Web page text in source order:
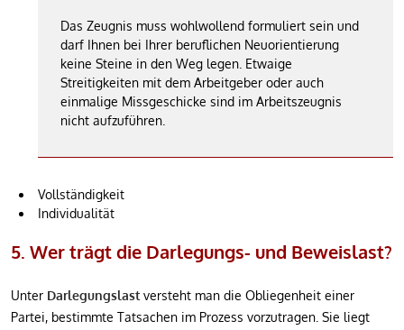
Das Zeugnis muss wohlwollend formuliert sein und
darf Ihnen bei Ihrer beruflichen Neuorientierung
keine Steine in den Weg legen. Etwaige
Streitigkeiten mit dem Arbeitgeber oder auch
einmalige Missgeschicke sind im Arbeitszeugnis
nicht aufzuführen.
Vollständigkeit
Individualität
5. Wer trägt die Darlegungs- und Beweislast?
Unter Darlegungslast versteht man die Obliegenheit einer
Partei, bestimmte Tatsachen im Prozess vorzutragen. Sie liegt